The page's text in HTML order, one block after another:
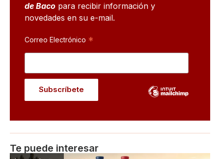
de Baco para recibir información y
novedades en su e-mail.
Correo Electrónico *
Te puede interesar